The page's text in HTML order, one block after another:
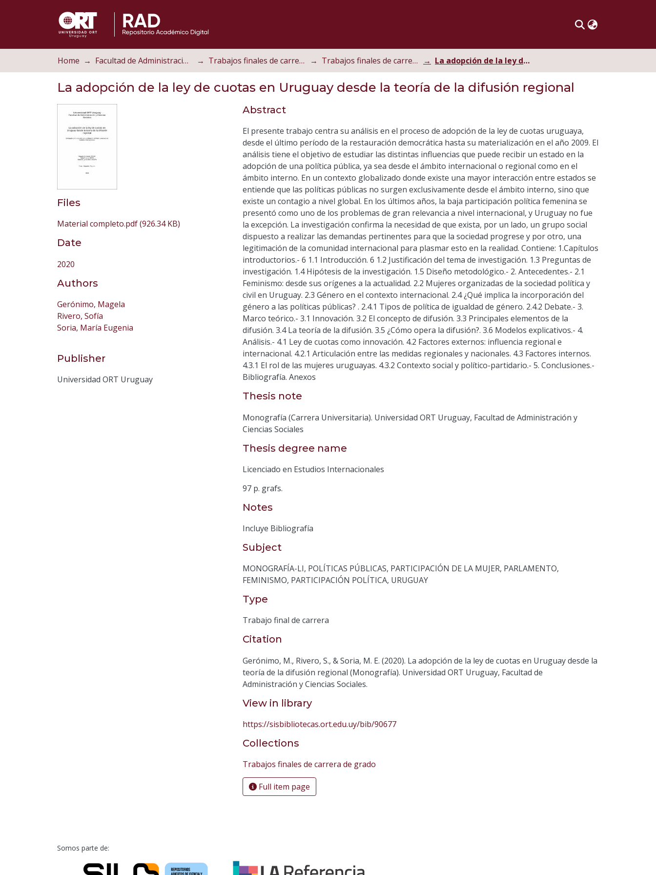
Home Facultad de Administración y Ciencias Sociales Trabajos finales de carrera Trabajos finales de carrera de grado La adopción de la ley de cuotas en Uruguay desde la teoría de la difusión regional
La adopción de la ley de cuotas en Uruguay desde la teoría de la difusión regional
Files
Material completo.pdf(926.34 KB)
Date
2020
Authors
Gerónimo, Magela
Rivero, Sofía
Soria, María Eugenia
Publisher
Universidad ORT Uruguay
Abstract
El presente trabajo centra su análisis en el proceso de adopción de la ley de cuotas uruguaya,
desde el último período de la restauración democrática hasta su materialización en el año 2009. El
análisis tiene el objetivo de estudiar las distintas influencias que puede recibir un estado en la
adopción de una política pública, ya sea desde el ámbito internacional o regional como en el
ámbito interno. En un contexto globalizado donde existe una mayor interacción entre estados se
entiende que las políticas públicas no surgen exclusivamente desde el ámbito interno, sino que
existe un contagio a nivel global. En los últimos años, la baja participación política femenina se
presentó como uno de los problemas de gran relevancia a nivel internacional, y Uruguay no fue
la excepción. La investigación confirma la necesidad de que exista, por un lado, un grupo social
dispuesto a realizar las demandas pertinentes para que la sociedad progrese y por otro, una
legitimación de la comunidad internacional para plasmar esto en la realidad. Contiene: 1.Capítulos
introductorios.- 6 1.1 Introducción. 6 1.2 Justificación del tema de investigación. 1.3 Preguntas de
investigación. 1.4 Hipótesis de la investigación. 1.5 Diseño metodológico.- 2. Antecedentes.- 2.1
Feminismo: desde sus orígenes a la actualidad. 2.2 Mujeres organizadas de la sociedad política y
civil en Uruguay. 2.3 Género en el contexto internacional. 2.4 ¿Qué implica la incorporación del
género a las políticas públicas? . 2.4.1 Tipos de política de igualdad de género. 2.4.2 Debate.- 3.
Marco teórico.- 3.1 Innovación. 3.2 El concepto de difusión. 3.3 Principales elementos de la
difusión. 3.4 La teoría de la difusión. 3.5 ¿Cómo opera la difusión?. 3.6 Modelos explicativos.- 4.
Análisis.- 4.1 Ley de cuotas como innovación. 4.2 Factores externos: influencia regional e
internacional. 4.2.1 Articulación entre las medidas regionales y nacionales. 4.3 Factores internos.
4.3.1 El rol de las mujeres uruguayas. 4.3.2 Contexto social y político-partidario.- 5. Conclusiones.-
Bibliografía. Anexos
Thesis note
Monografía (Carrera Universitaria). Universidad ORT Uruguay, Facultad de Administración y
Ciencias Sociales
Thesis degree name
Licenciado en Estudios Internacionales
97 p. grafs.
Notes
Incluye Bibliografía
Subject
MONOGRAFÍA-LI, POLÍTICAS PÚBLICAS, PARTICIPACIÓN DE LA MUJER, PARLAMENTO,
FEMINISMO, PARTICIPACIÓN POLÍTICA, URUGUAY
Type
Trabajo final de carrera
Citation
Gerónimo, M., Rivero, S., & Soria, M. E. (2020). La adopción de la ley de cuotas en Uruguay desde la
teoría de la difusión regional (Monografía). Universidad ORT Uruguay, Facultad de
Administración y Ciencias Sociales.
View in library
https://sisbibliotecas.ort.edu.uy/bib/90677
Collections
Trabajos finales de carrera de grado
Full item page
Somos parte de: